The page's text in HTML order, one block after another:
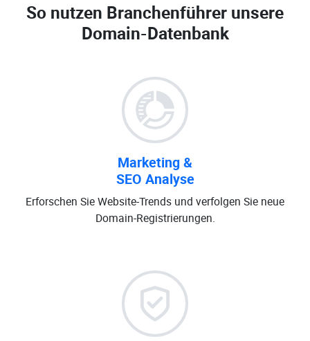
So nutzen Branchenführer unsere
Domain-Datenbank
Marketing &
SEO Analyse
Erforschen Sie Website-Trends und verfolgen Sie neue
Domain-Registrierungen.